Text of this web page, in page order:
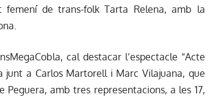
de trans-folk Tarta Relena, amb la
cal destacar l’espectacle “Acte
a Carlos Martorell i Marc Vilajuana, que
Peguera, amb tres representacions, a les 17,